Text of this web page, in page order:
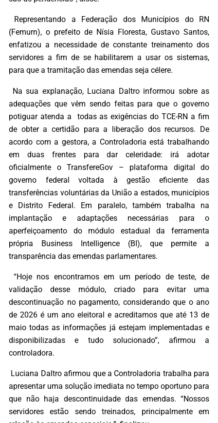
Representando a Federação dos Municípios do RN
(Femurn), o prefeito de Nísia Floresta, Gustavo Santos,
enfatizou a necessidade de constante treinamento dos
servidores a fim de se habilitarem a usar os sistemas,
para que a tramitação das emendas seja célere.
Na sua explanação, Luciana Daltro informou sobre as
adequações que vêm sendo feitas para que o governo
potiguar atenda a todas as exigências do TCE-RN a fim
de obter a certidão para a liberação dos recursos. De
acordo com a gestora, a Controladoria está trabalhando
em duas frentes para dar celeridade: irá adotar
oficialmente o TransfereGov – plataforma digital do
governo federal voltada à gestão eficiente das
transferências voluntárias da União a estados, municípios
e Distrito Federal. Em paralelo, também trabalha na
implantação e adaptações necessárias para o
aperfeiçoamento do módulo estadual da ferramenta
própria Business Intelligence (BI), que permite a
transparência das emendas parlamentares.
“Hoje nos encontramos em um período de teste, de
validação desse módulo, criado para evitar uma
descontinuação no pagamento, considerando que o ano
de 2026 é um ano eleitoral e acreditamos que até 13 de
maio todas as informações já estejam implementadas e
disponibilizadas e tudo solucionado”, afirmou a
controladora.
Luciana Daltro afirmou que a Controladoria trabalha para
apresentar uma solução imediata no tempo oportuno para
que não haja descontinuidade das emendas. “Nossos
servidores estão sendo treinados, principalmente em